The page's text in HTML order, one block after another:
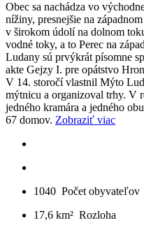
Obec sa nachádza vo
nížiny, presnejšie na
v širokom údolí na dolnom
vodné toky, a to Perec na
Ludany sú prvýkrát písomne
akte Gejzy I. pre opátstvo
V 14. storočí vlastnil Mýto
mýtnicu a organizoval trhy. V
jedného kramára a jedného
67 domov. Zobraziť viac
1040 Počet obyvateľov
17,6 km² Rozloha